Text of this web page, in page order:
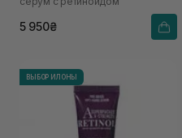
5 950₴
ВЫБОР ИЛОНЫ